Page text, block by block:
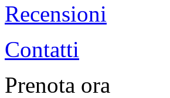
Recensioni
Contatti
Prenota ora